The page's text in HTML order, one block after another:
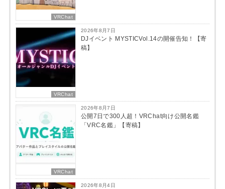
VRChat
VRChat
2026年8月7日
DJイベント MYSTICVol.14の開催告知！【寄
稿】
VRChat
2026年8月7日
公開7日で300人超！VRChat向け公開名鑑
「VRC名鑑」【寄稿】
2026年8月4日